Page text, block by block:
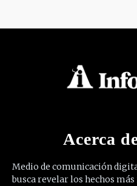
Acerca
Medio de comunicación
busca revelar los hechos